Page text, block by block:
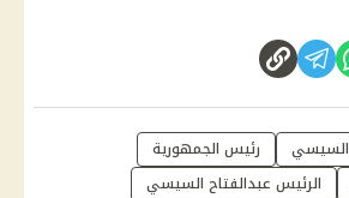
السيسي
رئيس الجمهورية
الرئيس عبدالفتاح السيسي